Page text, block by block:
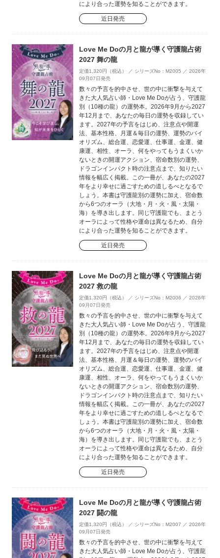
により合った運勢を知ることができます。
近日発売
Love Me Doの月と龍が導く守護龍占術
2027 舞の龍
定価1,320円（税込） ／ シリーズNo：M2005 ／ 2026年
09月07日発売
数々の予言を的中させ、世の中に衝撃を与えて
きた大人気占い師・Love Me Doが占う、守護龍
別（10種の龍）の運勢本。2026年9月から2027
年12月まで、あなたの毎日の運勢を収録してい
ます。2027年の予言をはじめ、注意点や開運
法、基本性格、月運＆毎日の運勢、運勢のバイ
オリズム、総合運、恋愛運、仕事運、金運、健
康運、相性、オーラ、何をやってもうまくいか
ないときの開運アクション、宿命数別の運勢、
ドラゴンインパクト時の注意点まで、知りたい
情報を幅広く掲載。この一冊が、あなたの2027
年をより幸せに過ごすための道しるべとなるで
しょう。本書は守護龍別の運勢に加え、宿命数
から6つのオーラ（大地・月・火・風・太陽・
海）を導き出します。同じ守護龍でも、まとう
オーラによって性格や運命は異なるため、自分
により合った運勢を知ることができます。
近日発売
Love Me Doの月と龍が導く守護龍占術
2027 救の龍
定価1,320円（税込） ／ シリーズNo：M2006 ／ 2026年
09月07日発売
数々の予言を的中させ、世の中に衝撃を与えて
きた大人気占い師・Love Me Doが占う、守護龍
別（10種の龍）の運勢本。2026年9月から2027
年12月まで、あなたの毎日の運勢を収録してい
ます。2027年の予言をはじめ、注意点や開運
法、基本性格、月運＆毎日の運勢、運勢のバイ
オリズム、総合運、恋愛運、仕事運、金運、健
康運、相性、オーラ、何をやってもうまくいか
ないときの開運アクション、宿命数別の運勢、
ドラゴンインパクト時の注意点まで、知りたい
情報を幅広く掲載。この一冊が、あなたの2027
年をより幸せに過ごすための道しるべとなるで
しょう。本書は守護龍別の運勢に加え、宿命数
から6つのオーラ（大地・月・火・風・太陽・
海）を導き出します。同じ守護龍でも、まとう
オーラによって性格や運命は異なるため、自分
により合った運勢を知ることができます。
近日発売
Love Me Doの月と龍が導く守護龍占術
2027 闘の龍
定価1,320円（税込） ／ シリーズNo：M2007 ／ 2026年
09月07日発売
数々の予言を的中させ、世の中に衝撃を与えて
きた大人気占い師・Love Me Doが占う、守護龍